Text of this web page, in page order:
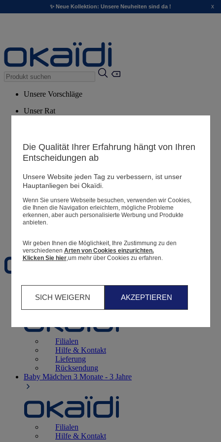
✨ Neue Kollektion: Unsere Neuheiten sind da ! x
Unsere Vorschläge
Unser Rat
Meine Informationen
Ihre Bestellungen
Warenkorb
Filialen
Hilfe & Kontakt
Lieferung
Rücksendung
Baby Mädchen 3 Monate - 3 Jahre
Filialen
Hilfe & Kontakt
Die Qualität Ihrer Erfahrung hängt von Ihren
Entscheidungen ab
Unsere Website jeden Tag zu verbessern, ist unser
Hauptanliegen bei Okaïdi.
Wenn Sie unsere Webseite besuchen, verwenden wir Cookies,
die Ihnen die Navigation erleichtern, mögliche Probleme
erkennen, aber auch personalisierte Werbung und Produkte
anbieten.
Wir geben Ihnen die Möglichkeit, Ihre Zustimmung zu den
verschiedenen Arten von Cookies einzurichten.
Klicken Sie hier,um mehr über Cookies zu erfahren.
SICH WEIGERN AKZEPTIEREN